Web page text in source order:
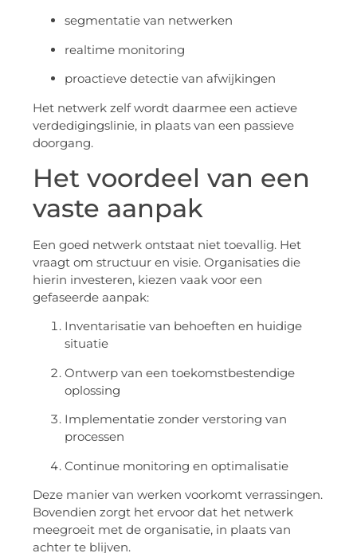
segmentatie van netwerken
realtime monitoring
proactieve detectie van afwijkingen
Het netwerk zelf wordt daarmee een actieve
verdedigingslinie, in plaats van een passieve
doorgang.
Het voordeel van een
vaste aanpak
Een goed netwerk ontstaat niet toevallig. Het
vraagt om structuur en visie. Organisaties die
hierin investeren, kiezen vaak voor een
gefaseerde aanpak:
Inventarisatie van behoeften en huidige
situatie
Ontwerp van een toekomstbestendige
oplossing
Implementatie zonder verstoring van
processen
Continue monitoring en optimalisatie
Deze manier van werken voorkomt verrassingen.
Bovendien zorgt het ervoor dat het netwerk
meegroeit met de organisatie, in plaats van
achter te blijven.